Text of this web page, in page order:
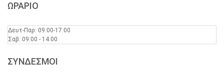
ΩΡΑΡΙΟ
Δευτ-Παρ: 09:00-17:00
Σαβ: 09:00 - 14:00
ΣΥΝΔΕΣΜΟΙ